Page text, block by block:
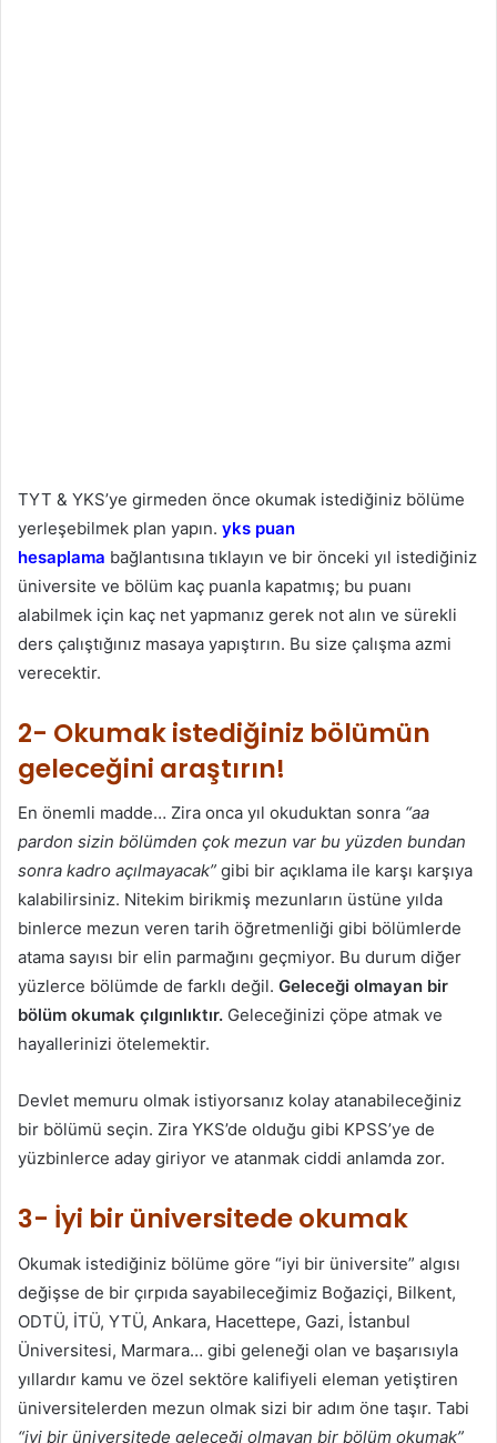
TYT & YKS’ye girmeden önce okumak istediğiniz bölüme
yerleşebilmek plan yapın. yks puan
hesaplama bağlantısına tıklayın ve bir önceki yıl istediğiniz
üniversite ve bölüm kaç puanla kapatmış; bu puanı
alabilmek için kaç net yapmanız gerek not alın ve sürekli
ders çalıştığınız masaya yapıştırın. Bu size çalışma azmi
verecektir.
2- Okumak istediğiniz bölümün
geleceğini araştırın!
En önemli madde… Zira onca yıl okuduktan sonra “aa
pardon sizin bölümden çok mezun var bu yüzden bundan
sonra kadro açılmayacak” gibi bir açıklama ile karşı karşıya
kalabilirsiniz. Nitekim birikmiş mezunların üstüne yılda
binlerce mezun veren tarih öğretmenliği gibi bölümlerde
atama sayısı bir elin parmağını geçmiyor. Bu durum diğer
yüzlerce bölümde de farklı değil. Geleceği olmayan bir
bölüm okumak çılgınlıktır. Geleceğinizi çöpe atmak ve
hayallerinizi ötelemektir.
Devlet memuru olmak istiyorsanız kolay atanabileceğiniz
bir bölümü seçin. Zira YKS’de olduğu gibi KPSS’ye de
yüzbinlerce aday giriyor ve atanmak ciddi anlamda zor.
3- İyi bir üniversitede okumak
Okumak istediğiniz bölüme göre “iyi bir üniversite” algısı
değişse de bir çırpıda sayabileceğimiz Boğaziçi, Bilkent,
ODTÜ, İTÜ, YTÜ, Ankara, Hacettepe, Gazi, İstanbul
Üniversitesi, Marmara… gibi geleneği olan ve başarısıyla
yıllardır kamu ve özel sektöre kalifiyeli eleman yetiştiren
üniversitelerden mezun olmak sizi bir adım öne taşır. Tabi
“iyi bir üniversitede geleceği olmayan bir bölüm okumak”